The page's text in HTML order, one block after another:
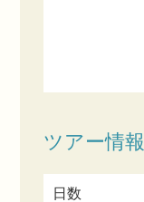
ツアー情報
日数